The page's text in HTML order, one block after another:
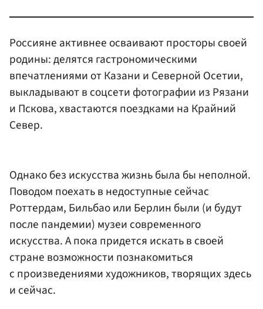
Россияне активнее осваивают просторы своей
родины: делятся гастрономическими
впечатлениями от Казани и Северной Осетии,
выкладывают в соцсети фотографии из Рязани
и Пскова, хвастаются поездками на Крайний
Север.
Однако без искусства жизнь была бы неполной.
Поводом поехать в недоступные сейчас
Роттердам, Бильбао или Берлин были (и будут
после пандемии) музеи современного
искусства. А пока придется искать в своей
стране возможности познакомиться
с произведениями художников, творящих здесь
и сейчас.